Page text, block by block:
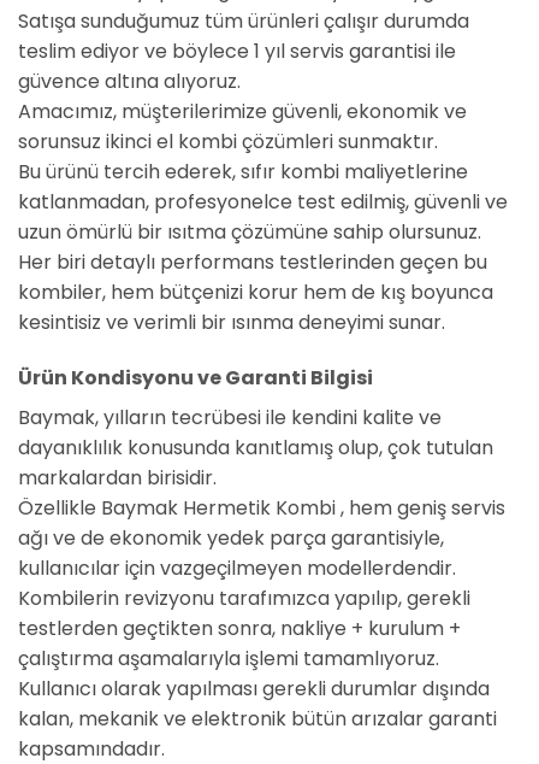
Satışa sunduğumuz tüm ürünleri çalışır durumda
teslim ediyor ve böylece 1 yıl servis garantisi ile
güvence altına alıyoruz.
Amacımız, müşterilerimize güvenli, ekonomik ve
sorunsuz ikinci el kombi çözümleri sunmaktır.
Bu ürünü tercih ederek, sıfır kombi maliyetlerine
katlanmadan, profesyonelce test edilmiş, güvenli ve
uzun ömürlü bir ısıtma çözümüne sahip olursunuz.
Her biri detaylı performans testlerinden geçen bu
kombiler, hem bütçenizi korur hem de kış boyunca
kesintisiz ve verimli bir ısınma deneyimi sunar.
Ürün Kondisyonu ve Garanti Bilgisi
Baymak, yılların tecrübesi ile kendini kalite ve
dayanıklılık konusunda kanıtlamış olup, çok tutulan
markalardan birisidir.
Özellikle Baymak Hermetik Kombi , hem geniş servis
ağı ve de ekonomik yedek parça garantisiyle,
kullanıcılar için vazgeçilmeyen modellerdendir.
Kombilerin revizyonu tarafımızca yapılıp, gerekli
testlerden geçtikten sonra, nakliye + kurulum +
çalıştırma aşamalarıyla işlemi tamamlıyoruz.
Kullanıcı olarak yapılması gerekli durumlar dışında
kalan, mekanik ve elektronik bütün arızalar garanti
kapsamındadır.